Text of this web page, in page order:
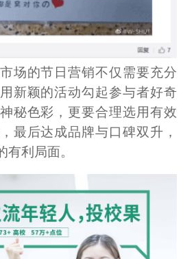
场的节日营销不仅需要充分
新颖的活动勾起参与者好奇
秘色彩，更要合理选用有效
最后达成品牌与口碑双升，
有利局面。